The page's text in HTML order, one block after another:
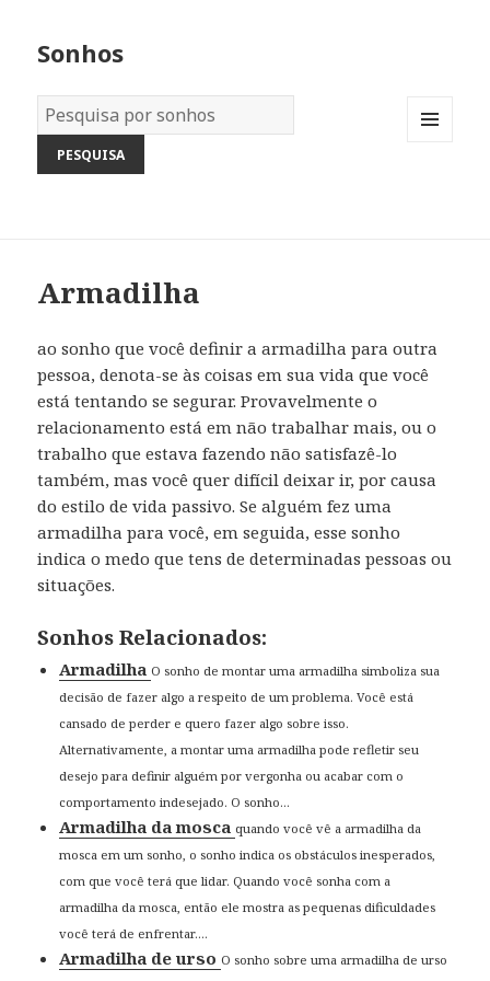
Sonhos
Dicionário
dos
Sonhos:
Armadilha
ao sonho que você definir a armadilha para outra
pessoa, denota-se às coisas em sua vida que você
está tentando se segurar. Provavelmente o
relacionamento está em não trabalhar mais, ou o
trabalho que estava fazendo não satisfazê-lo
também, mas você quer difícil deixar ir, por causa
do estilo de vida passivo. Se alguém fez uma
armadilha para você, em seguida, esse sonho
indica o medo que tens de determinadas pessoas ou
situações.
Sonhos Relacionados:
Armadilha O sonho de montar uma armadilha simboliza sua
decisão de fazer algo a respeito de um problema. Você está
cansado de perder e quero fazer algo sobre isso.
Alternativamente, a montar uma armadilha pode refletir seu
desejo para definir alguém por vergonha ou acabar com o
comportamento indesejado. O sonho...
Armadilha da mosca quando você vê a armadilha da
mosca em um sonho, o sonho indica os obstáculos inesperados,
com que você terá que lidar. Quando você sonha com a
armadilha da mosca, então ele mostra as pequenas dificuldades
você terá de enfrentar....
Armadilha de urso O sonho sobre uma armadilha de urso